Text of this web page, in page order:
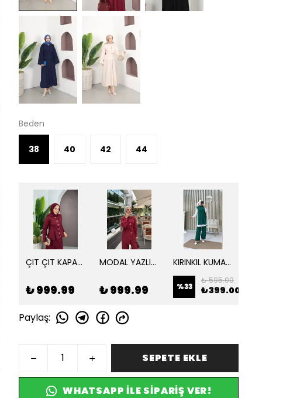
Beden
38 40 42 44
ÇIT ÇIT KAPAMALI ATLAS TAKIM
₺ 999.99
MODAL YAZLIK 2 Lİ TUNİK TAKIM
₺ 999.99
KIRINKIL KUMAŞ 3 LÜ TAKIM
%33
₺ 595.00
₺ 399.00
Paylaş:
SEPETE EKLE
WHATSAPP ILE SIPARIŞ VER!